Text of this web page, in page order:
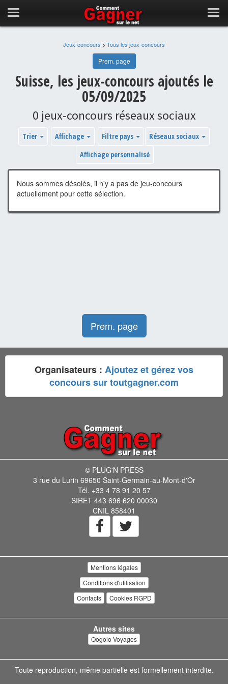
Jeux-concours > Tous les jeux-concours
Prem. page
Suisse, les jeux-concours ajoutés le
05/09/2025
0 jeux-concours réseaux sociaux
Trier Affichage Filtre pays
Réseaux sociaux
Affichage personnalisé
Nous sommes désolés, il n'y a pas de jeu-concours
actuellement pour cette sélection.
Prem. page
Organisateurs : Ajoutez et gérez vos
concours sur toutgagner.com
© PLUG'N PRESS
3 rue du Lurin 69650 Saint-Germain-au-Mont-d'Or
Tél. +33 4 78 91 20 57
SIRET 443 696 620 00030
CNIL 858401
Mentions légales
Conditions d'utilisation
Contacts
Cookies RGPD
Autres sites
Oogolo Voyages
Toute reproduction, même partielle est formellement interdite.